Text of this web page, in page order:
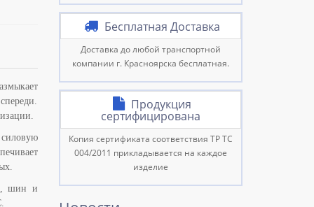
шин и
Бесплатная Доставка
Доставка до любой транспортной
компании г. Красноярска бесплатная.
Продукция
сертифицирована
Копия сертификата соответствия ТР ТС
004/2011 прикладывается на каждое
изделие